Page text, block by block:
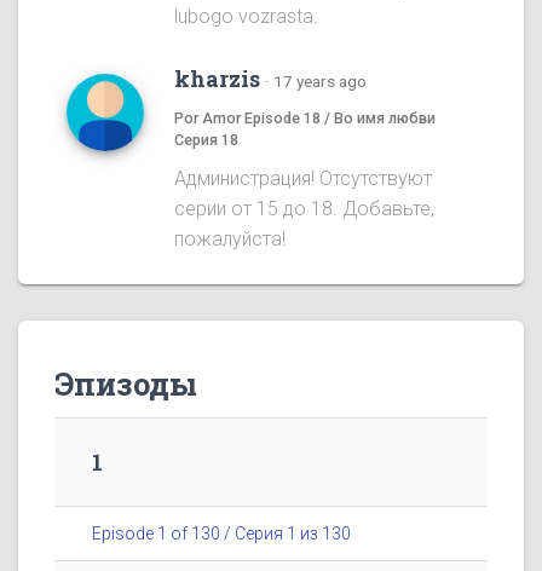
lubogo vozrasta.
kharzis · 17 years ago
Por Amor Episode 18 / Во имя любви
Серия 18
Администрация! Отсутствуют
серии от 15 до 18. Добавьте,
пожалуйста!
Эпизоды
1
Episode 1 of 130 / Серия 1 из 130